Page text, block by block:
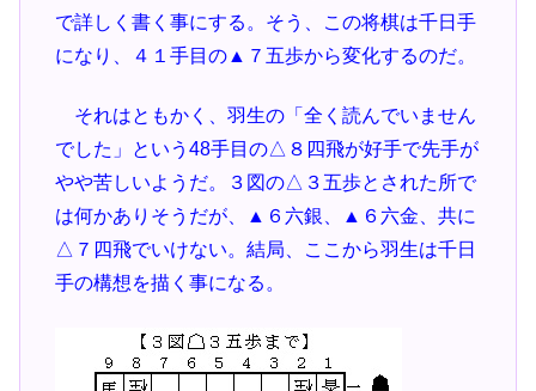
で詳しく書く事にする。そう、この将棋は千日手
になり、４１手目の▲７五歩から変化するのだ。
それはともかく、羽生の「全く読んでいません
でした」という48手目の△８四飛が好手で先手が
やや苦しいようだ。３図の△３五歩とされた所で
は何かありそうだが、▲６六銀、▲６六金、共に
△７四飛でいけない。結局、ここから羽生は千日
手の構想を描く事になる。